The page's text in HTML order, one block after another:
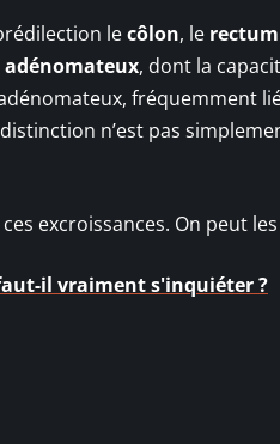
lecôlon, le rectum
adénomateux, dont la
fréquemment
n’est pas
excroissances. On peut
il vraiment s'inquiéter ?